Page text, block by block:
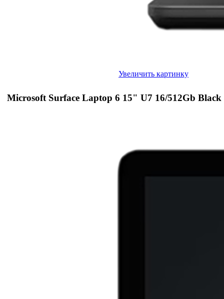
Увеличить картинку
Microsoft Surface Laptop 6 15" U7 16/512Gb Black